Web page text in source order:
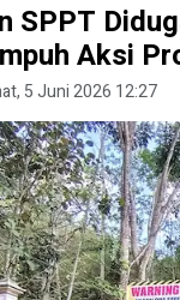
SPPT
Aksi
5 Juni 2026 12:27